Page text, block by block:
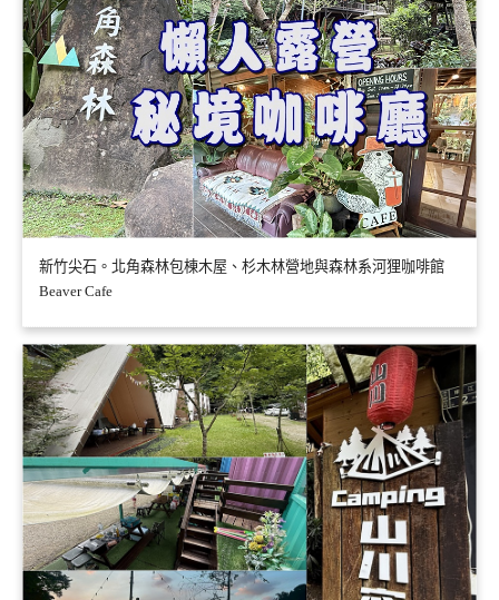
新竹尖石。北角森林包棟木屋、杉木林營地與森林系河狸咖啡館
Beaver Cafe